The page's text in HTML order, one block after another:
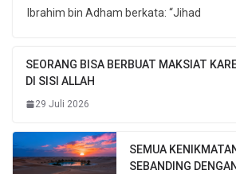
Ibrahim bin Adham berkata: “Jihad
SEORANG BISA BERBUAT MAKSIAT
DI SISI ALLAH
29 Juli 2026
SEMUA
SEBANDING